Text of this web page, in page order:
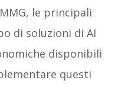
le principali
di soluzioni di AI
disponibili
questi